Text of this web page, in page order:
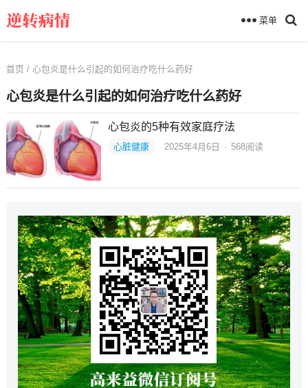
菜单
首页 / 心包炎是什么引起的如何治疗吃什么药好
心包炎是什么引起的如何治疗吃什么药好
心包炎的5种有效家庭疗法
心脏健康 2025年4月6日 · 568阅读